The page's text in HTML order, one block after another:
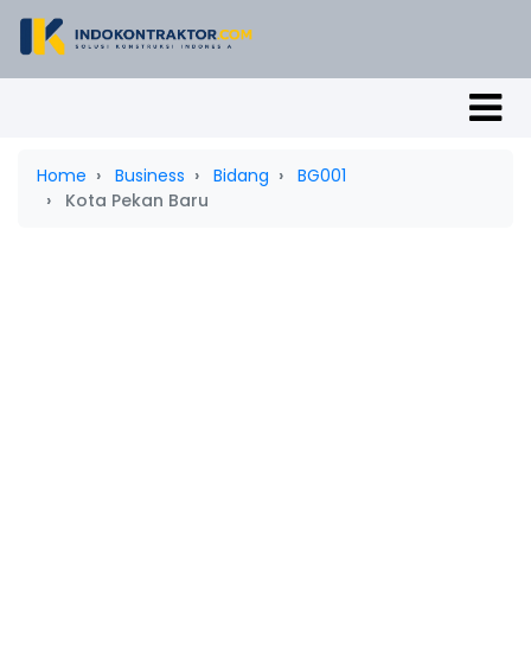
Home Business Bidang
BG001
Kota Pekan Baru